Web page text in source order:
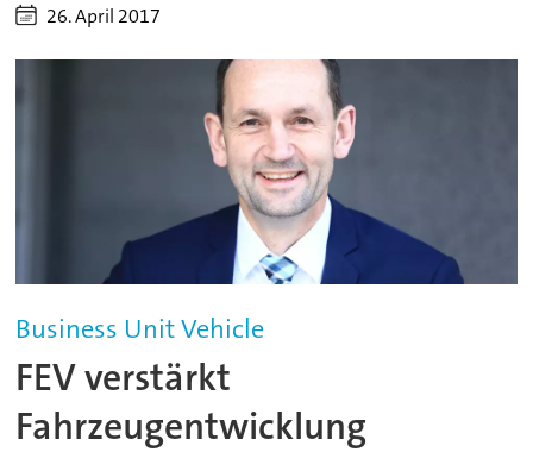
26. April 2017
Business Unit Vehicle
FEV verstärkt
Fahrzeugentwicklung